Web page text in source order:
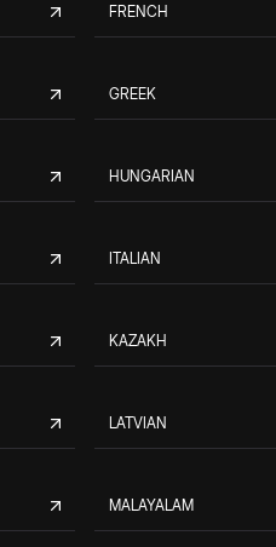
FRENCH
GREEK
HUNGARIAN
ITALIAN
KAZAKH
LATVIAN
MALAYALAM